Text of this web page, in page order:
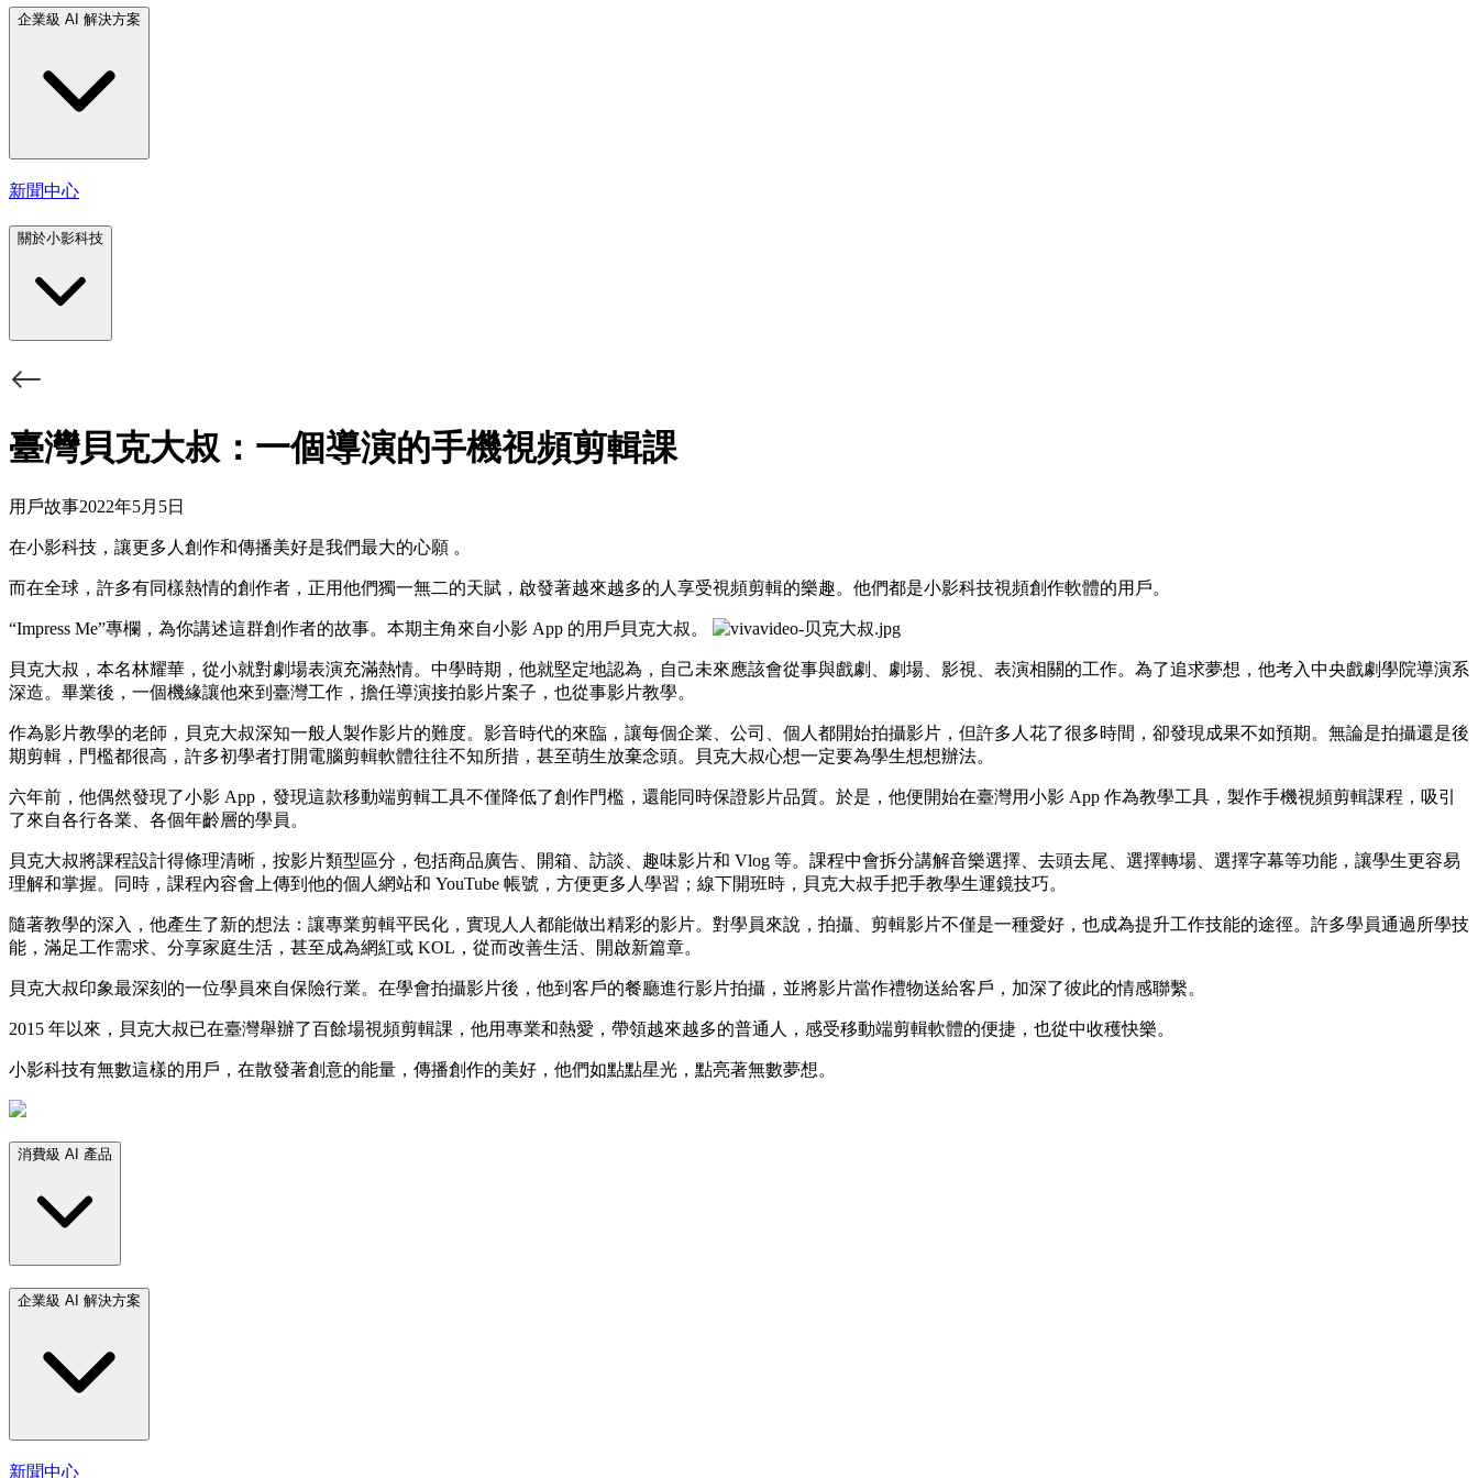
企業級 AI 解決方案
新聞中心
關於小影科技
臺灣貝克大叔：一個導演的手機視頻剪輯課
用戶故事2022年5月5日
在小影科技，讓更多人創作和傳播美好是我們最大的心願 。
而在全球，許多有同樣熱情的創作者，正用他們獨一無二的天賦，啟發著越來越多的人享受視頻剪輯的樂趣。他們都是小影科技視頻創作軟體的用戶。
“Impress Me”專欄，為你講述這群創作者的故事。本期主角來自小影 App 的用戶貝克大叔。
貝克大叔，本名林耀華，從小就對劇場表演充滿熱情。中學時期，他就堅定地認為，自己未來應該會從事與戲劇、劇場、影視、表演相關的工作。為了追求夢想，他考入中央戲劇學院導演系
深造。畢業後，一個機緣讓他來到臺灣工作，擔任導演接拍影片案子，也從事影片教學。
作為影片教學的老師，貝克大叔深知一般人製作影片的難度。影音時代的來臨，讓每個企業、公司、個人都開始拍攝影片，但許多人花了很多時間，卻發現成果不如預期。無論是拍攝還是後
期剪輯，門檻都很高，許多初學者打開電腦剪輯軟體往往不知所措，甚至萌生放棄念頭。貝克大叔心想一定要為學生想想辦法。
六年前，他偶然發現了小影 App，發現這款移動端剪輯工具不僅降低了創作門檻，還能同時保證影片品質。於是，他便開始在臺灣用小影 App 作為教學工具，製作手機視頻剪輯課程，吸引
了來自各行各業、各個年齡層的學員。
貝克大叔將課程設計得條理清晰，按影片類型區分，包括商品廣告、開箱、訪談、趣味影片和 Vlog 等。課程中會拆分講解音樂選擇、去頭去尾、選擇轉場、選擇字幕等功能，讓學生更容易
理解和掌握。同時，課程內容會上傳到他的個人網站和 YouTube 帳號，方便更多人學習；線下開班時，貝克大叔手把手教學生運鏡技巧。
隨著教學的深入，他產生了新的想法：讓專業剪輯平民化，實現人人都能做出精彩的影片。對學員來說，拍攝、剪輯影片不僅是一種愛好，也成為提升工作技能的途徑。許多學員通過所學技
能，滿足工作需求、分享家庭生活，甚至成為網紅或 KOL，從而改善生活、開啟新篇章。
貝克大叔印象最深刻的一位學員來自保險行業。在學會拍攝影片後，他到客戶的餐廳進行影片拍攝，並將影片當作禮物送給客戶，加深了彼此的情感聯繫。
2015 年以來，貝克大叔已在臺灣舉辦了百餘場視頻剪輯課，他用專業和熱愛，帶領越來越多的普通人，感受移動端剪輯軟體的便捷，也從中收穫快樂。
小影科技有無數這樣的用戶，在散發著創意的能量，傳播創作的美好，他們如點點星光，點亮著無數夢想。
消費級 AI 產品
企業級 AI 解決方案
新聞中心